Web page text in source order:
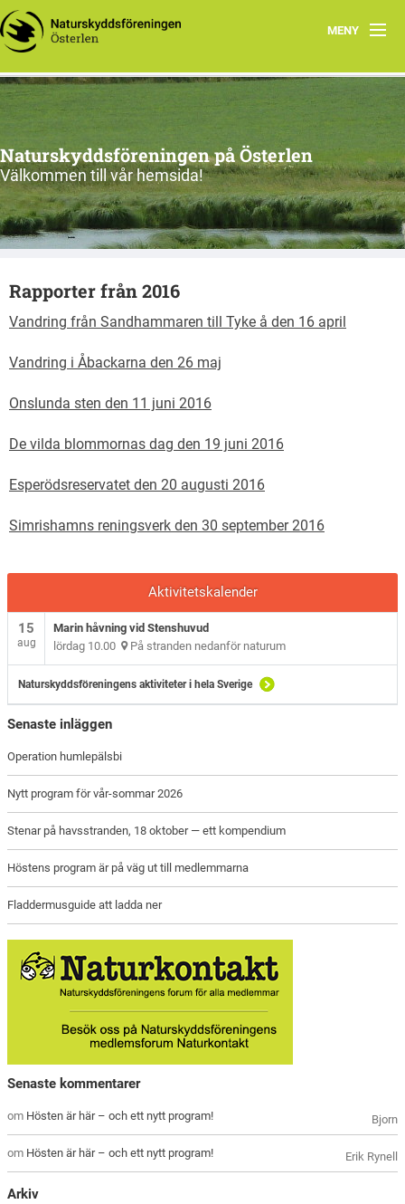
MENY
Program, vår-sommar 2026
Om oss
Nu & då
Kontakt
Länkar
Naturskyddsföreningen på Österlen
Välkommen till vår hemsida!
Rapporter från 2016
Vandring från Sandhammaren till Tyke å den 16 april
Vandring i Åbackarna den 26 maj
Onslunda sten den 11 juni 2016
De vilda blommornas dag den 19 juni 2016
Esperödsreservatet den 20 augusti 2016
Simrishamns reningsverk den 30 september 2016
Aktivitetskalender
15
aug
Marin håvning vid Stenshuvud
lördag 10.00 På stranden nedanför naturum
Naturskyddsföreningens aktiviteter i hela Sverige
Senaste inläggen
Operation humlepälsbi
Nytt program för vår-sommar 2026
Stenar på havsstranden, 18 oktober — ett kompendium
Höstens program är på väg ut till medlemmarna
Fladdermusguide att ladda ner
Senaste kommentarer
Bjorn
om Hösten är här – och ett nytt program!
Erik Rynell
om Hösten är här – och ett nytt program!
Arkiv